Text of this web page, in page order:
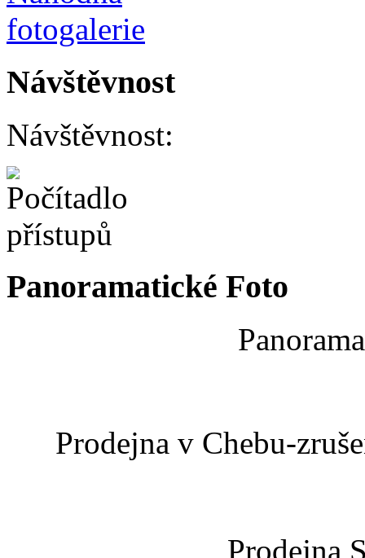
Návštěvnost
Návštěvnost:
Panoramatické Foto
Prodejna v Chebu-
Prodejna